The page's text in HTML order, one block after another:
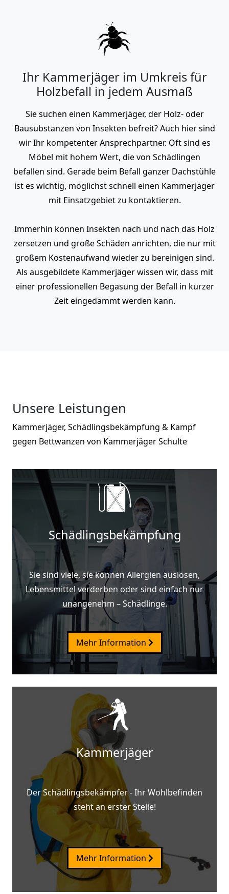
Ihr Kammerjäger im Umkreis für
Holzbefall in jedem Ausmaß
Sie suchen einen Kammerjäger, der Holz- oder
Bausubstanzen von Insekten befreit? Auch hier sind
wir Ihr kompetenter Ansprechpartner. Oft sind es
Möbel mit hohem Wert, die von Schädlingen
befallen sind. Gerade beim Befall ganzer Dachstühle
ist es wichtig, möglichst schnell einen Kammerjäger
mit Einsatzgebiet zu kontaktieren.
Immerhin können Insekten nach und nach das Holz
zersetzen und große Schäden anrichten, die nur mit
großem Kostenaufwand wieder zu bereinigen sind.
Als ausgebildete Kammerjäger wissen wir, dass mit
einer professionellen Begasung der Befall in kurzer
Zeit eingedämmt werden kann.
Unsere Leistungen
Kammerjäger, Schädlingsbekämpfung & Kampf
gegen Bettwanzen von Kammerjäger Schulte
Schädlingsbekämpfung
Sie sind viele, sie können Allergien auslösen,
Lebensmittel verderben oder sind einfach nur
unangenehm – Schädlinge.
Mehr Information
Kammerjäger
Der Schädlingsbekämpfer - Ihr Wohlbefinden
steht an erster Stelle!
Mehr Information